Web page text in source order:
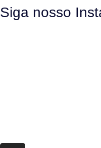
Siga nosso